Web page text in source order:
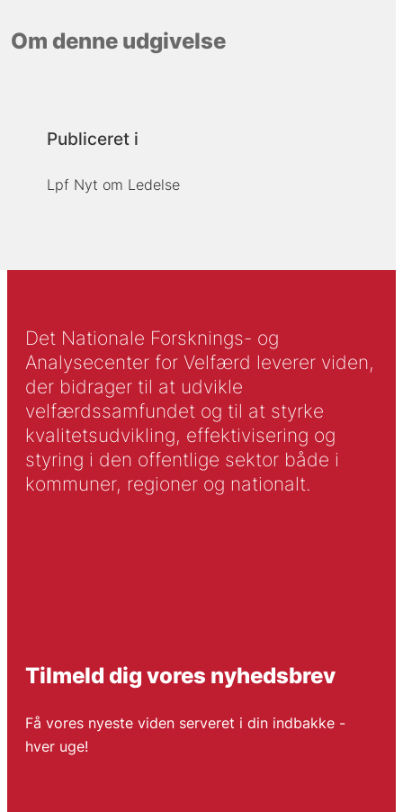
Om denne udgivelse
Publiceret i
Lpf Nyt om Ledelse
Det Nationale Forsknings- og
Analysecenter for Velfærd leverer viden,
der bidrager til at udvikle
velfærdssamfundet og til at styrke
kvalitetsudvikling, effektivisering og
styring i den offentlige sektor både i
kommuner, regioner og nationalt.
Tilmeld dig vores nyhedsbrev
Få vores nyeste viden serveret i din indbakke -
hver uge!